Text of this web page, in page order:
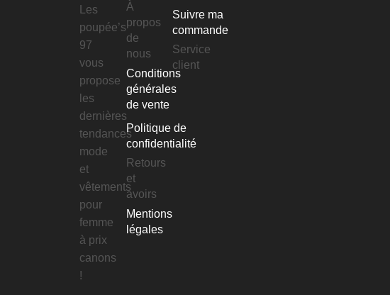
Les
poupée’s
97
vous
propose
les
dernières
tendances
mode
et
vêtements
pour
femme
à prix
canons
!
À
propos
de
nous
Conditions
générales
de vente
Politique de
confidentialité
Retours
et
avoirs
Mentions
légales
Suivre ma
commande
Service
client